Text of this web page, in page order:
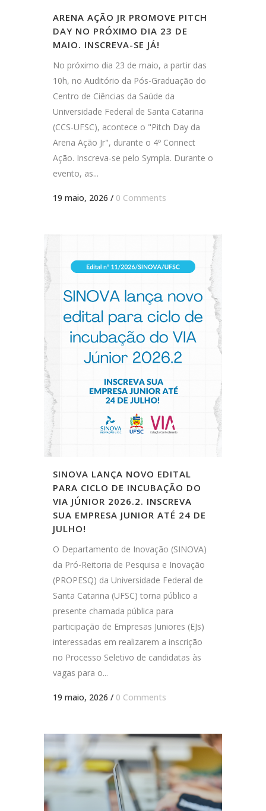
ARENA AÇÃO JR PROMOVE PITCH
DAY NO PRÓXIMO DIA 23 DE
MAIO. INSCREVA-SE JÁ!
No próximo dia 23 de maio, a partir das
10h, no Auditório da Pós-Graduação do
Centro de Ciências da Saúde da
Universidade Federal de Santa Catarina
(CCS-UFSC), acontece o "Pitch Day da
Arena Ação Jr", durante o 4º Connect
Ação. Inscreva-se pelo Sympla. Durante o
evento, as...
19 maio, 2026 / 0 Comments
SINOVA LANÇA NOVO EDITAL
PARA CICLO DE INCUBAÇÃO DO
VIA JÚNIOR 2026.2. INSCREVA
SUA EMPRESA JUNIOR ATÉ 24 DE
JULHO!
O Departamento de Inovação (SINOVA)
da Pró-Reitoria de Pesquisa e Inovação
(PROPESQ) da Universidade Federal de
Santa Catarina (UFSC) torna público a
presente chamada pública para
participação de Empresas Juniores (EJs)
interessadas em realizarem a inscrição
no Processo Seletivo de candidatas às
vagas para o...
19 maio, 2026 / 0 Comments